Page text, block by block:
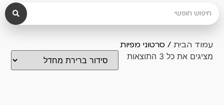
עמוד הבית / סרטוני מפיות
מציגים את כל ⁦3⁩ התוצאות